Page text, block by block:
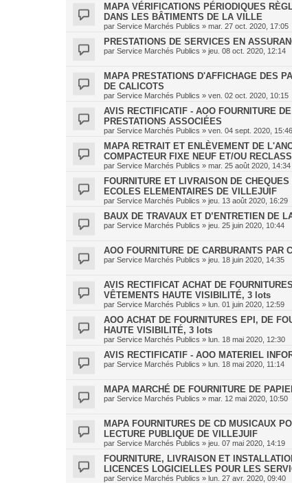
MAPA VÉRIFICATIONS PÉRIODIQUES
DANS LES BÂTIMENTS DE LA VILLE
par Service Marchés Publics » mar. 27 oct. 2020, 17:05
PRESTATIONS DE SERVICES EN
par Service Marchés Publics » jeu. 08 oct. 2020, 12:14
MAPA PRESTATIONS D'AFFICHAGE DES
DE CALICOTS
par Service Marchés Publics » ven. 02 oct. 2020, 10:15
AVIS RECTIFICATIF - AOO FOURNITURE
PRESTATIONS ASSOCIÉES
par Service Marchés Publics » ven. 04 sept. 2020, 15:46
MAPA RETRAIT ET ENLÈVEMENT DE
COMPACTEUR FIXE NEUF ET/OU
par Service Marchés Publics » mar. 25 août 2020, 14:34
FOURNITURE ET LIVRAISON DE
ECOLES ELEMENTAIRES DE VILLEJUIF
par Service Marchés Publics » jeu. 13 août 2020, 16:29
BAUX DE TRAVAUX ET D’ENTRETIEN DE
par Service Marchés Publics » jeu. 25 juin 2020, 10:44
AOO FOURNITURE DE CARBURANTS PAR
par Service Marchés Publics » jeu. 18 juin 2020, 14:35
AVIS RECTIFICAT ACHAT DE
VÊTEMENTS HAUTE VISIBILITÉ, 3 lots
par Service Marchés Publics » lun. 01 juin 2020, 12:59
AOO ACHAT DE FOURNITURES EPI, DE
HAUTE VISIBILITÉ, 3 lots
par Service Marchés Publics » lun. 18 mai 2020, 12:30
AVIS RECTIFICATIF - AOO MATERIEL
par Service Marchés Publics » lun. 18 mai 2020, 11:14
MAPA MARCHÉ DE FOURNITURE DE
par Service Marchés Publics » mar. 12 mai 2020, 10:50
MAPA FOURNITURES DE CD MUSICAUX
LECTURE PUBLIQUE DE VILLEJUIF
par Service Marchés Publics » jeu. 07 mai 2020, 14:19
FOURNITURE, LIVRAISON ET
LICENCES LOGICIELLES POUR LES
par Service Marchés Publics » lun. 27 avr. 2020, 09:40